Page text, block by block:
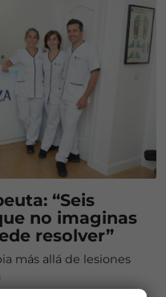
“Seis
no imaginas
resolver”
más allá de lesiones